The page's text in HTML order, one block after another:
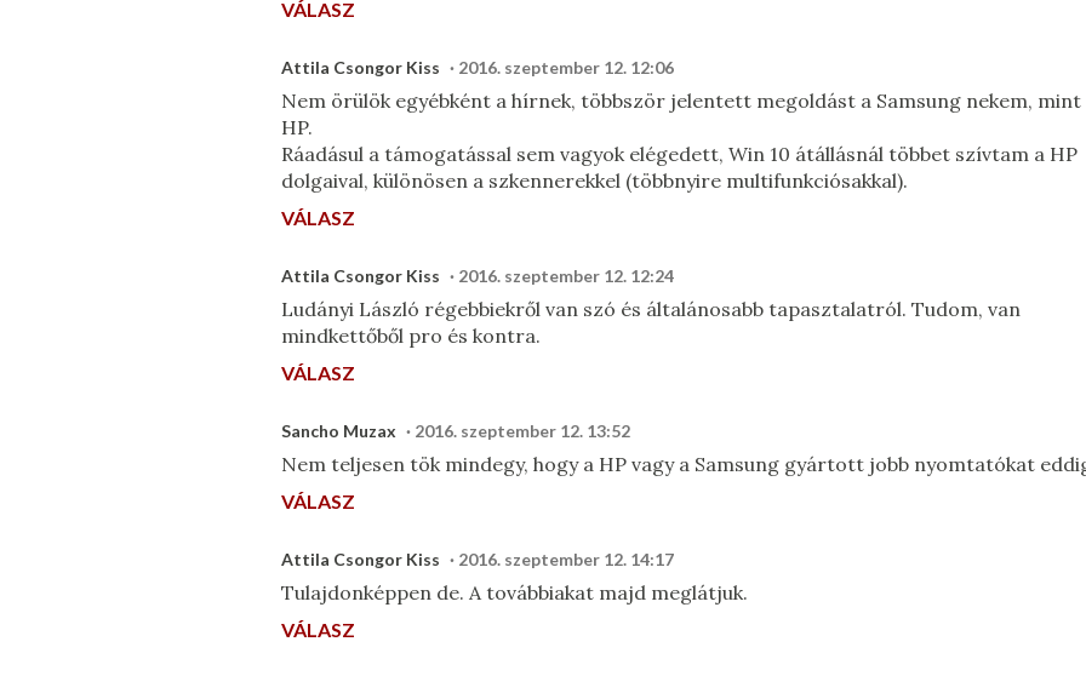
VÁLASZ
Attila Csongor Kiss 2016. szeptember 12. 12:06
Nem örülök egyébként a hírnek, többször jelentett megoldást a Samsung nekem, mint
HP.
Ráadásul a támogatással sem vagyok elégedett, Win 10 átállásnál többet szívtam a HP
dolgaival, különösen a szkennerekkel (többnyire multifunkciósakkal).
VÁLASZ
Attila Csongor Kiss 2016. szeptember 12. 12:24
Ludányi László régebbiekről van szó és általánosabb tapasztalatról. Tudom, van
mindkettőből pro és kontra.
VÁLASZ
Sancho Muzax 2016. szeptember 12. 13:52
Nem teljesen tök mindegy, hogy a HP vagy a Samsung gyártott jobb nyomtatókat
VÁLASZ
Attila Csongor Kiss 2016. szeptember 12. 14:17
Tulajdonképpen de. A továbbiakat majd meglátjuk.
VÁLASZ